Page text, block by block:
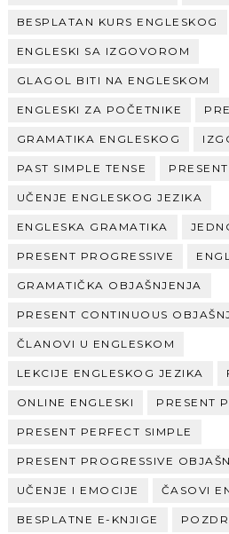
BESPLATAN KURS ENGLESKOG
ENGLESKI SA IZGOVOROM
GLAGOL BITI NA ENGLESKOM
ENGLESKI ZA POČETNIKE
GRAMATIKA ENGLESKOG
PAST SIMPLE TENSE
UČENJE ENGLESKOG JEZIKA
ENGLESKA GRAMATIKA
PRESENT PROGRESSIVE
GRAMATIČKA OBJAŠNJENJA
PRESENT CONTINUOUS
ČLANOVI U ENGLESKOM
LEKCIJE ENGLESKOG JEZIKA
ONLINE ENGLESKI PRESENT
PRESENT PERFECT SIMPLE
PRESENT PROGRESSIVE
UČENJE I EMOCIJE ČASOVI
BESPLATNE E-KNJIGE